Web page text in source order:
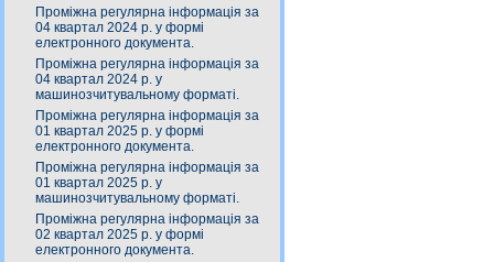
Проміжна регулярна інформація за
04 квартал 2024 р. у формі
електронного документа.
Проміжна регулярна інформація за
04 квартал 2024 р. у
машинозчитувальному форматі.
Проміжна регулярна інформація за
01 квартал 2025 р. у формі
електронного документа.
Проміжна регулярна інформація за
01 квартал 2025 р. у
машинозчитувальному форматі.
Проміжна регулярна інформація за
02 квартал 2025 р. у формі
електронного документа.